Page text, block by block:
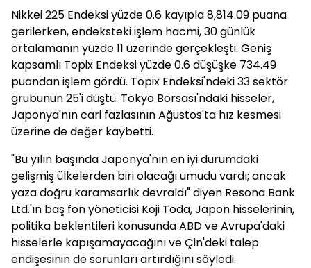
Nikkei 225 Endeksi yüzde 0.6 kayıpla 8,814.09 puana
gerilerken, endeksteki işlem hacmi, 30 günlük
ortalamanın yüzde 11 üzerinde gerçekleşti. Geniş
kapsamlı Topix Endeksi yüzde 0.6 düşüşke 734.49
puandan işlem gördü. Topix Endeksi'ndeki 33 sektör
grubunun 25'i düştü. Tokyo Borsası'ndaki hisseler,
Japonya'nın cari fazlasının Ağustos'ta hız kesmesi
üzerine de değer kaybetti.
"Bu yılın başında Japonya'nın en iyi durumdaki
gelişmiş ülkelerden biri olacağı umudu vardı; ancak
yaza doğru karamsarlık devraldı" diyen Resona Bank
Ltd.'ın baş fon yöneticisi Koji Toda, Japon hisselerinin,
politika beklentileri konusunda ABD ve Avrupa'daki
hisselerle kapışamayacağını ve Çin'deki talep
endişesinin de sorunları artırdığını söyledi.